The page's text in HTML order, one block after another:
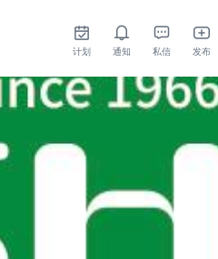
计划 通知 私信 发布